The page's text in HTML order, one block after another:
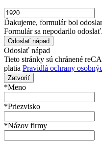
Ďakujeme, formulár bol
Formulár sa nepodarilo odoslať.
Odoslať nápad
Tieto stránky sú chránené
platia Pravidlá ochrany
Zatvoriť
*Meno
*Priezvisko
*Názov firmy